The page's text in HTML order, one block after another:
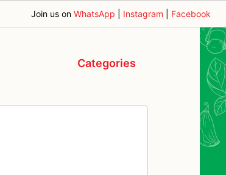
Join us on WhatsApp Instagram Facebook
Categories